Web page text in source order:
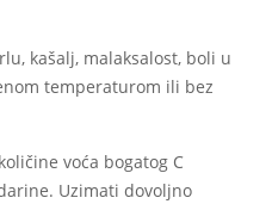
kašalj, malaksalost, boli u
temperaturom ili bez
voća bogatog C
Uzimati dovoljno